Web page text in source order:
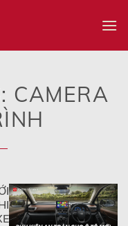
CAMERA